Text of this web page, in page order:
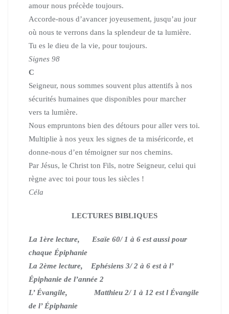
amour nous précède toujours.
Accorde-nous d’avancer joyeusement, jusqu’au jour
où nous te verrons dans la splendeur de ta lumière.
Tu es le dieu de la vie, pour toujours.
Signes 98
C
Seigneur, nous sommes souvent plus attentifs à nos
sécurités humaines que disponibles pour marcher
vers ta lumière.
Nous empruntons bien des détours pour aller vers toi.
Multiplie à nos yeux les signes de ta miséricorde, et
donne-nous d’en témoigner sur nos chemins.
Par Jésus, le Christ ton Fils, notre Seigneur, celui qui
règne avec toi pour tous les siècles !
Céla
LECTURES BIBLIQUES
La 1ère lecture, Esaïe 60/ 1 à 6 est aussi pour
chaque Épiphanie
La 2ème lecture, Ephésiens 3/ 2 à 6 est à l’
Épiphanie de l’année 2
L’ Évangile, Matthieu 2/ 1 à 12 est l Évangile
de l’ Épiphanie